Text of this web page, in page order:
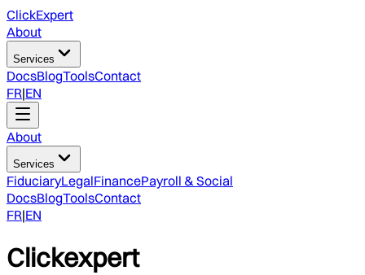
ClickExpert
About
Services
DocsBlogToolsContact
FR|EN
About
Services
FiduciaryLegalFinancePayroll & Social
DocsBlogToolsContact
FR|EN
Clickexpert